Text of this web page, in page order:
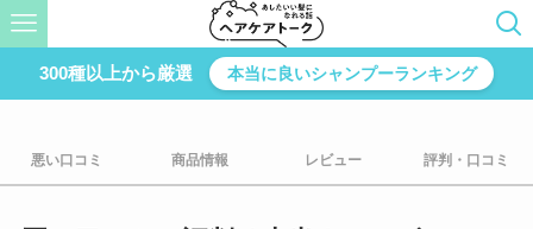
300種以上から厳選 本当に良いシャンプーランキング
悪い口コミ 商品情報 レビュー 評判・口コミ